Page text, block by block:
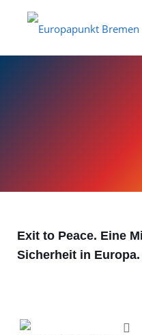
Exit to Peace. Eine
Sicherheit in Europa.